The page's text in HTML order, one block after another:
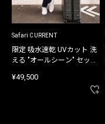
Safari CURRENT
限定 吸水速乾 UVカット 洗
える "オールシーン" セット
¥49,500